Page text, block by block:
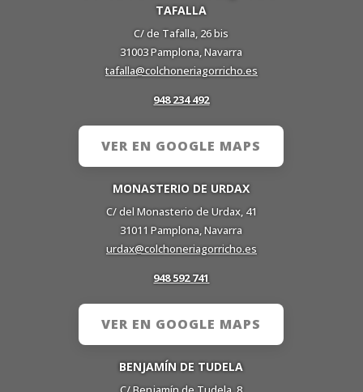
TAFALLA
C/ de Tafalla, 26 bis
31003 Pamplona, Navarra
tafalla@colchoneriagorricho.es
948 234 492
VER EN GOOGLE MAPS
MONASTERIO DE URDAX
C/ del Monasterio de Urdax, 41
31011 Pamplona, Navarra
urdax@colchoneriagorricho.es
948 592 741
VER EN GOOGLE MAPS
BENJAMÍN DE TUDELA